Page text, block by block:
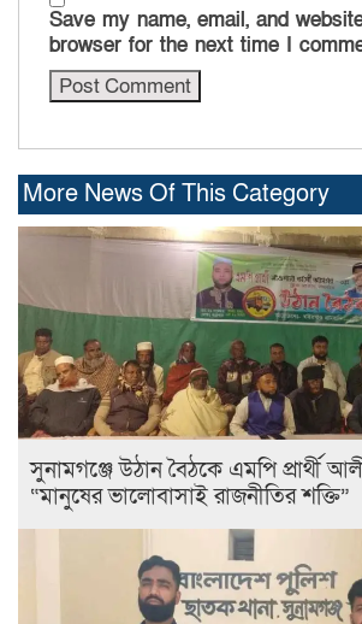
Save my name, email, and
browser for the next time I
More News Of This Category
সুনামগঞ্জে উঠান বৈঠকে এমপি প্রার্থী
“মানুষের ভালোবাসাই রাজনীতির শক্তি”